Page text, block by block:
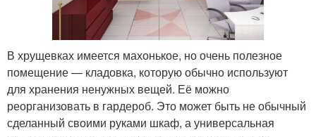
В хрущевках имеется махонькое, но очень полезное
помещение — кладовка, которую обычно используют
для хранения ненужных вещей. Её можно
реорганизовать в гардероб. Это может быть не обычный
сделанный своими руками шкаф, а универсальная